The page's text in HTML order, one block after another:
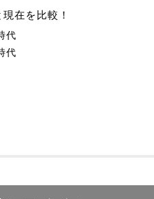
在を比較！
代
代